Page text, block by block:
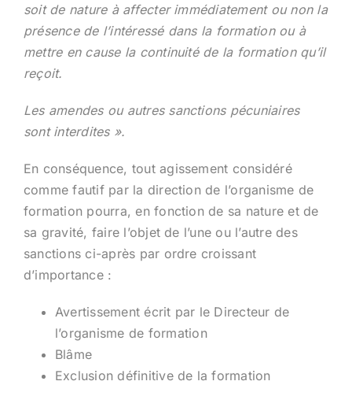
soit de nature à affecter immédiatement ou non la
présence de l’intéressé dans la formation ou à
mettre en cause la continuité de la formation qu’il
reçoit.
Les amendes ou autres sanctions pécuniaires
sont interdites ».
En conséquence, tout agissement considéré
comme fautif par la direction de l’organisme de
formation pourra, en fonction de sa nature et de
sa gravité, faire l’objet de l’une ou l’autre des
sanctions ci-après par ordre croissant
d’importance :
Avertissement écrit par le Directeur de
l’organisme de formation
Blâme
Exclusion définitive de la formation